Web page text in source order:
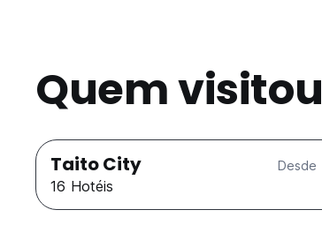
Quem visitou
Taito City Desde
16 Hotéis